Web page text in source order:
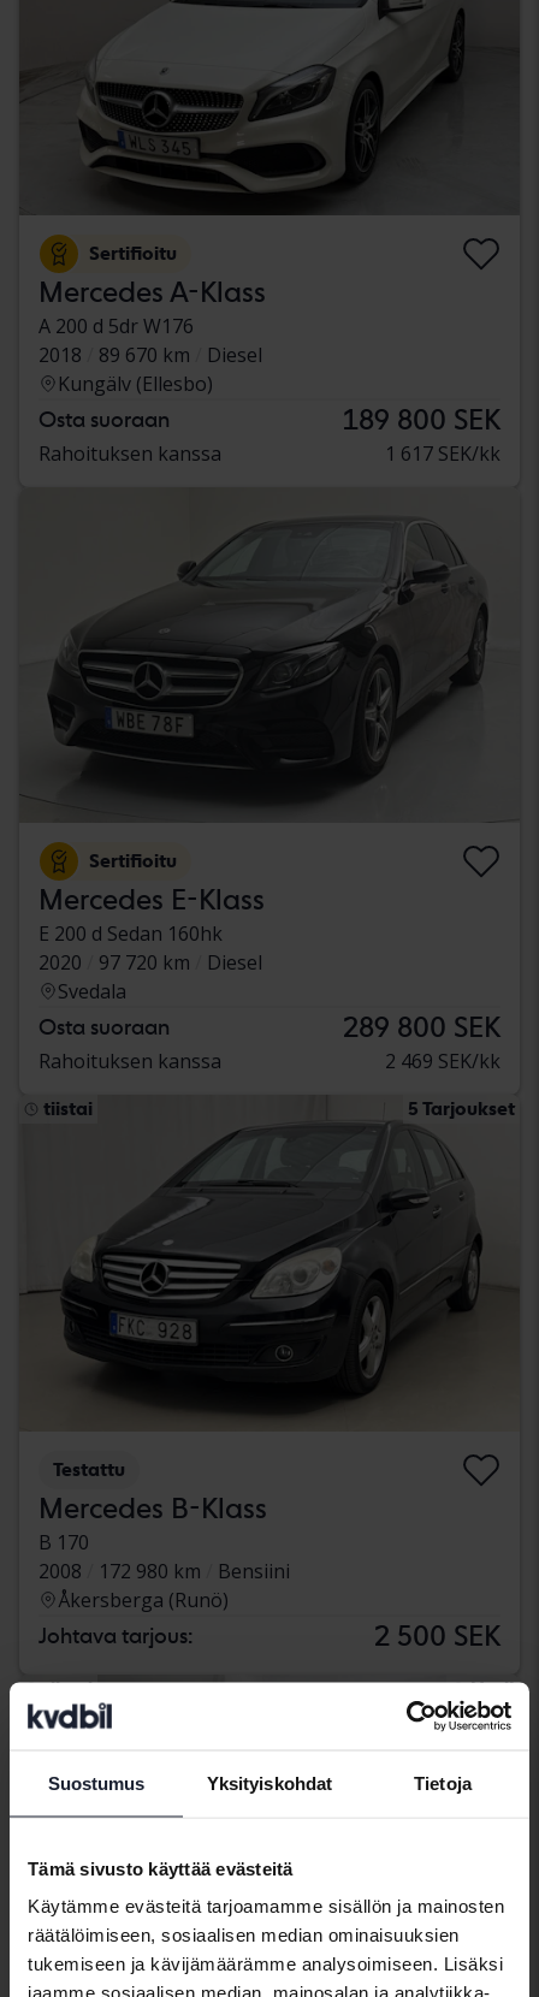
Suostumus Yksityiskohdat Tietoja
Tämä sivusto käyttää evästeitä
Käytämme evästeitä tarjoamamme sisällön ja mainosten
räätälöimiseen, sosiaalisen median ominaisuuksien
tukemiseen ja kävijämäärämme analysoimiseen. Lisäksi
jaamme sosiaalisen median, mainosalan ja analytiikka-
Sertifioitu
Mercedes A-Klass
A 200 d 5dr W176
2018
89 670 km
Diesel
Kungälv (Ellesbo)
Osta suoraan 189 800 SEK
Rahoituksen kanssa 1 617 SEK/kk
Sertifioitu
Mercedes E-Klass
E 200 d Sedan 160hk
2020
97 720 km
Diesel
Svedala
Osta suoraan 289 800 SEK
Rahoituksen kanssa 2 469 SEK/kk
tiistai 5 Tarjoukset
Testattu
Mercedes B-Klass
B 170
2008
172 980 km
Bensiini
Åkersberga (Runö)
Johtava tarjous: 2 500 SEK
tiistai Uusi!